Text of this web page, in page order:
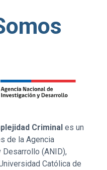
Criminal es un
de la Agencia
Desarrollo (ANID),
Católica de